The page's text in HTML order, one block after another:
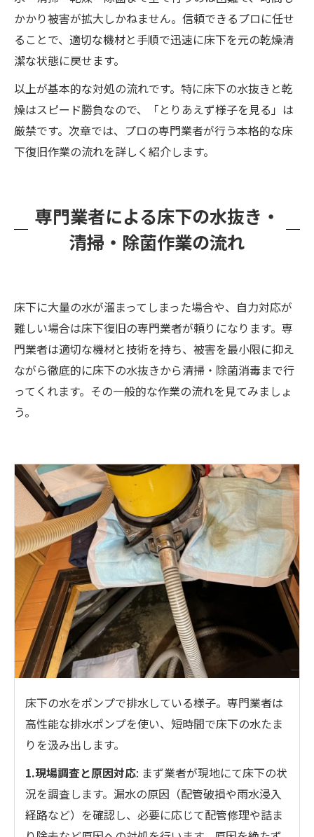
かかり被害が拡大しかねません​。信頼できるプロに任せ
ることで、適切な機材と手順で迅速に床下を元の乾燥清
潔な状態に戻せます。
以上が基本的な対処の流れです。特に床下の水抜きと乾
燥はスピード勝負なので、「とりあえず様子を見る」は
厳禁です。次章では、プロの専門業者が行う本格的な床
下復旧作業の流れを詳しく紹介します。
専門業者による床下の水抜き・
清掃・除菌作業の流れ
床下に大量の水が溜まってしまった場合や、自力対応が
難しい場合は床下復旧の専門業者が頼りになります。専
門業者は適切な機材と技術を持ち、被害を最小限に抑え
ながら徹底的に床下の水抜きから清掃・除菌消毒まで行
ってくれます。その一般的な作業の流れを見てみましょ
う。
床下の水をポンプで排水している様子。専門業者は
高性能な排水ポンプを使い、短時間で床下の水たま
りを汲み出します。
1.現場調査と原因対応: まず業者が現地にて床下の状
況を調査します。漏水の原因（配管破損や雨水浸入
経路など）を確認し、必要に応じて配管修理や詰ま